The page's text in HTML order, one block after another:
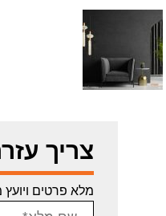
צריך
מלא פרטים